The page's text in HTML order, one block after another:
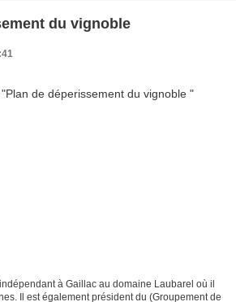
du vignoble
à Gaillac au domaine Laubarel où il
Il est également président du (Groupement de